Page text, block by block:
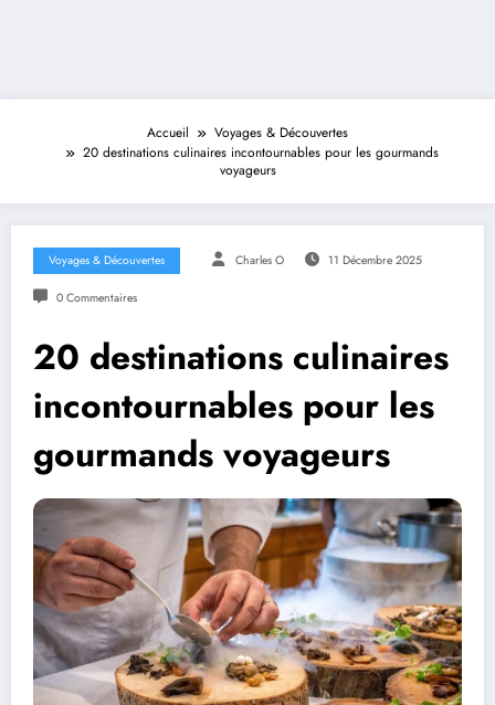
Accueil
Voyages & Découvertes
20 destinations culinaires incontournables pour les gourmands
voyageurs
Voyages & Découvertes Charles O 11 Décembre 2025
0 Commentaires
20 destinations culinaires
incontournables pour les
gourmands voyageurs